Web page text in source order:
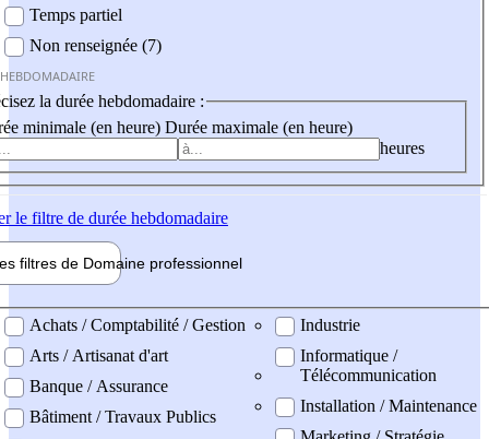
Temps partiel
Non renseignée (7)
la durée hebdomadaire :
minimale (en heure) Durée maximale (en heure)
heures
le filtre de durée hebdomadaire
filtres de Domaine professionnel
professionel
Achats / Comptabilité / Gestion
Arts / Artisanat d'art
Banque / Assurance
Bâtiment / Travaux Publics
Industrie
Informatique /
Télécommunication
Installation / Maintenance